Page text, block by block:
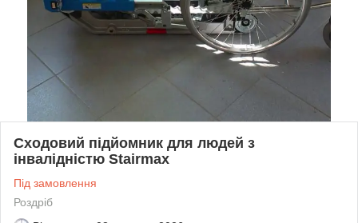
Сходовий підйомник для людей з
інвалідністю Stairmax
Під замовлення
Роздріб